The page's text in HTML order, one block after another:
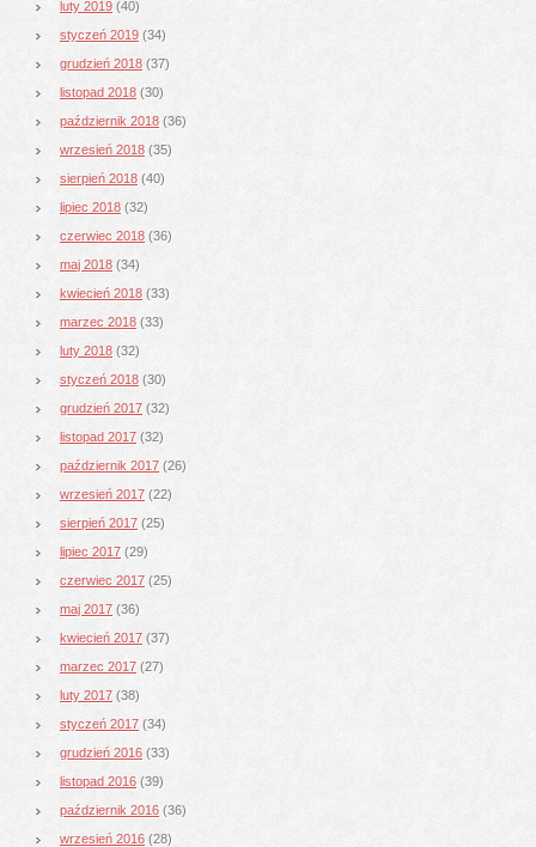
luty 2019 (40)
styczeń 2019 (34)
grudzień 2018 (37)
listopad 2018 (30)
październik 2018 (36)
wrzesień 2018 (35)
sierpień 2018 (40)
lipiec 2018 (32)
czerwiec 2018 (36)
maj 2018 (34)
kwiecień 2018 (33)
marzec 2018 (33)
luty 2018 (32)
styczeń 2018 (30)
grudzień 2017 (32)
listopad 2017 (32)
październik 2017 (26)
wrzesień 2017 (22)
sierpień 2017 (25)
lipiec 2017 (29)
czerwiec 2017 (25)
maj 2017 (36)
kwiecień 2017 (37)
marzec 2017 (27)
luty 2017 (38)
styczeń 2017 (34)
grudzień 2016 (33)
listopad 2016 (39)
październik 2016 (36)
wrzesień 2016 (28)